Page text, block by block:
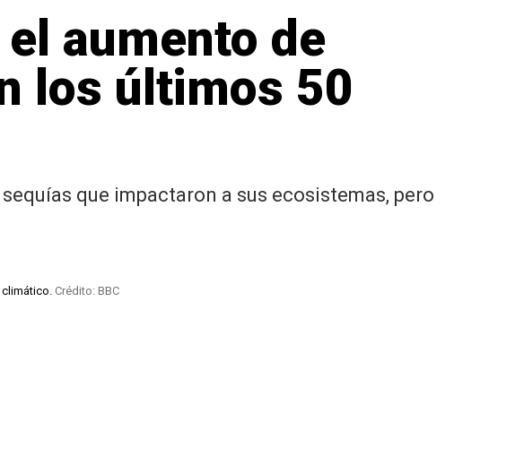
aumento de
los últimos 50
que impactaron a sus ecosistemas, pero
Crédito: BBC